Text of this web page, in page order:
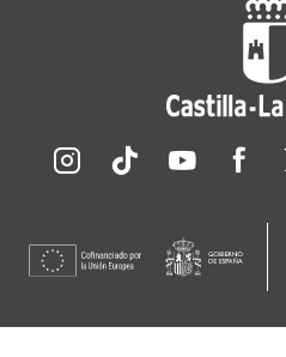
Redes sociales JCCM